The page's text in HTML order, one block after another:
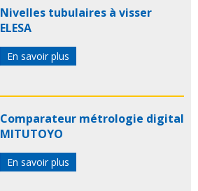
Nivelles tubulaires à visser
ELESA
En savoir plus
Comparateur métrologie digital
MITUTOYO
En savoir plus